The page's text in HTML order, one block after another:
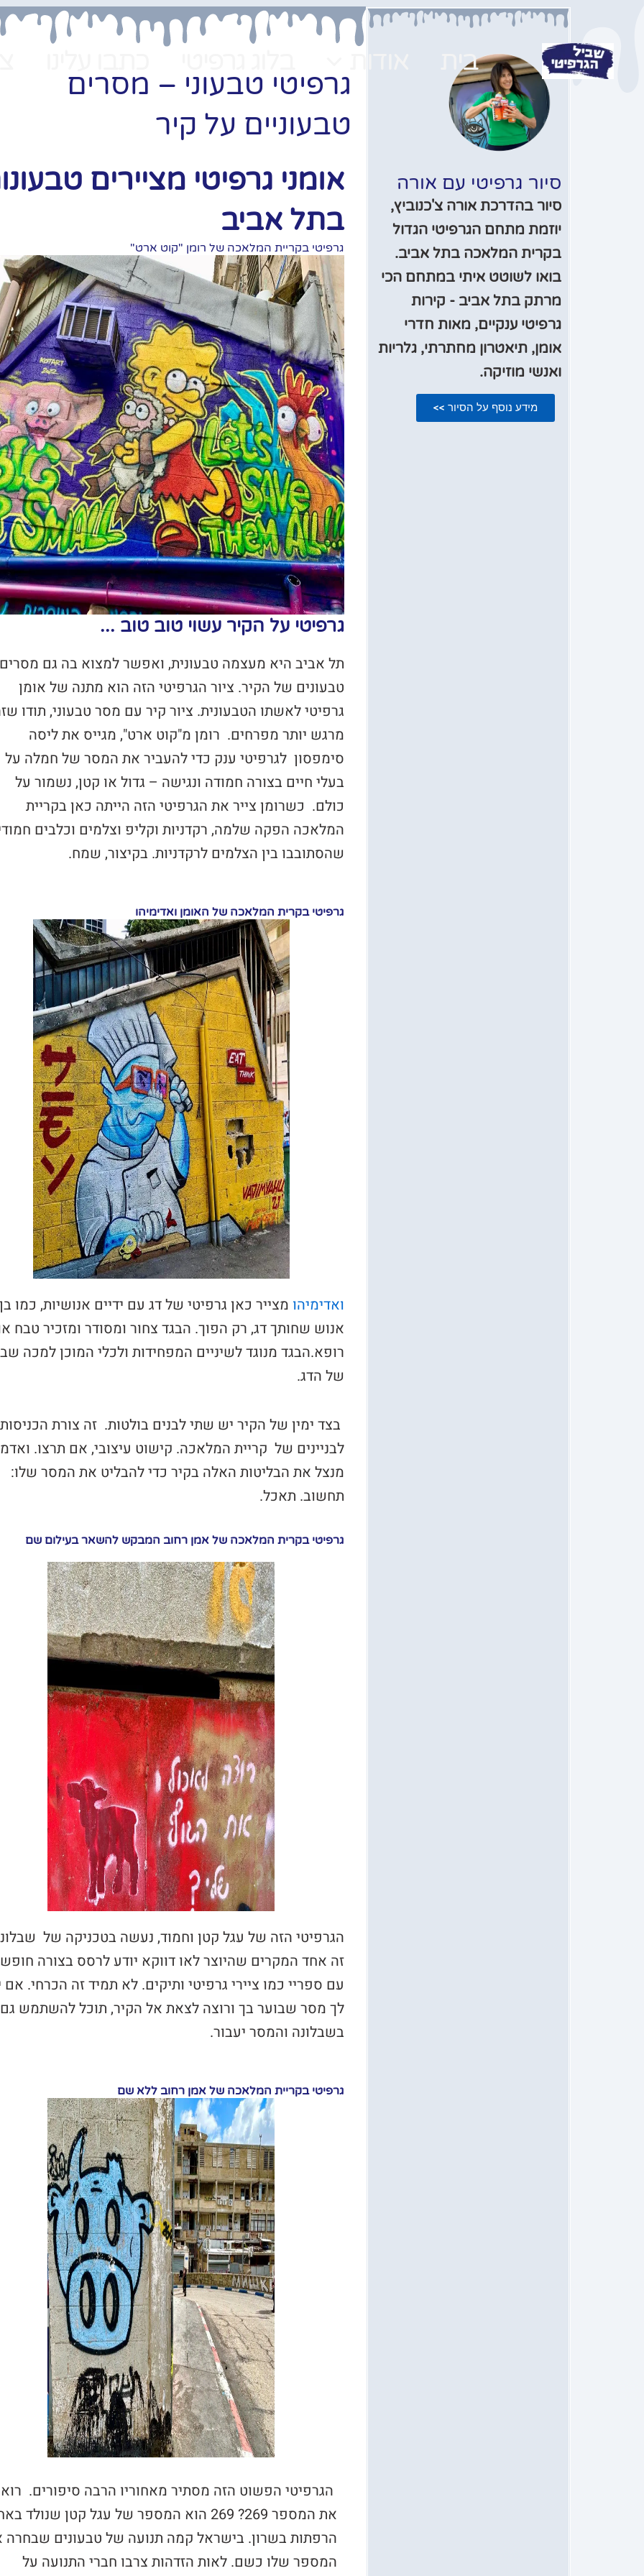
בית
סיור גרפיטי עם אורה
סיור בהדרכת אורה צ'כנוביץ,
יוזמת מתחם הגרפיטי הגדול
בקרית המלאכה בתל אביב.
בואו לשוטט איתי במתחם הכי
מרתק בתל אביב - קירות
גרפיטי ענקיים, מאות חדרי
אומן, תיאטרון מחתרתי, גלריות
ואנשי מוזיקה.
מידע נוסף על הסיור >>
גרפיטי טבעוני – מסרים
טבעוניים על קיר
אומני גרפיטי מציירים
בתל אביב
גרפיטי בקריית המלאכה של רומן "קוט ארט"
גרפיטי על הקיר עשוי טוב טוב ...
תל אביב היא מעצמה טבעונית, ואפשר למצוא בה גם מסרים
טבעונים של הקיר. ציור הגרפיטי הזה הוא מתנה של אומן
גרפיטי לאשתו הטבעונית. ציור קיר עם מסר טבעוני, תודו
מרגש יותר מפרחים. רומן מ"קוט ארט", מגייס את ליסה
סימפסון לגרפיטי ענק כדי להעביר את המסר של חמלה על
בעלי חיים בצורה חמודה ונגישה – גדול או קטן, נשמור על
כולם. כשרומן צייר את הגרפיטי הזה הייתה כאן בקריית
המלאכה הפקה שלמה, רקדניות וקליפ וצלמים וכלבים
שהסתובבו בין הצלמים לרקדניות. בקיצור, שמח.
גרפיטי בקרית המלאכה של האומן ואדימיהו
ואדימיהו מצייר כאן גרפיטי של דג עם ידיים אנושיות, כמו בן
אנוש שחותך דג, רק הפוך. הבגד צחור ומסודר ומזכיר טבח
רופא.הבגד מנוגד לשיניים המפחידות ולכלי המוכן למכה
של הדג.
בצד ימין של הקיר יש שתי לבנים בולטות. זה צורת הכניסות
לבניינים של קריית המלאכה. קישוט עיצובי, אם תרצו.
מנצל את הבליטות האלה בקיר כדי להבליט את המסר שלו:
תחשוב. תאכל.
גרפיטי בקרית המלאכה של אמן רחוב המבקש להשאר בעילום שם
הגרפיטי הזה של עגל קטן וחמוד, נעשה בטכניקה של
זה אחד המקרים שהיוצר לאו דווקא יודע לרסס בצורה
עם ספריי כמו ציירי גרפיטי ותיקים. לא תמיד זה הכרחי. אם
לך מסר שבוער בך ורוצה לצאת אל הקיר, תוכל להשתמש גם
בשבלונה והמסר יעבור.
גרפיטי בקריית המלאכה של אמן רחוב ללא שם
הגרפיטי הפשוט הזה מסתיר מאחוריו הרבה סיפורים.
את המספר 269? 269 הוא המספר של עגל קטן שנולד
הרפתות בשרון. בישראל קמה תנועה של טבעונים שבחרה
המספר שלו כשם. לאות הזדהות צרבו חברי התנועה על